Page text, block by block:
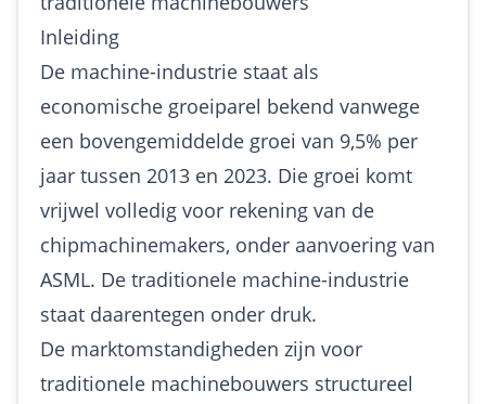
Inleiding
De machine-industrie staat als
economische groeiparel bekend vanwege
een bovengemiddelde groei van 9,5% per
jaar tussen 2013 en 2023. Die groei komt
vrijwel volledig voor rekening van de
chipmachinemakers, onder aanvoering van
ASML. De traditionele machine-industrie
staat daarentegen onder druk.
De marktomstandigheden zijn voor
traditionele machinebouwers structureel